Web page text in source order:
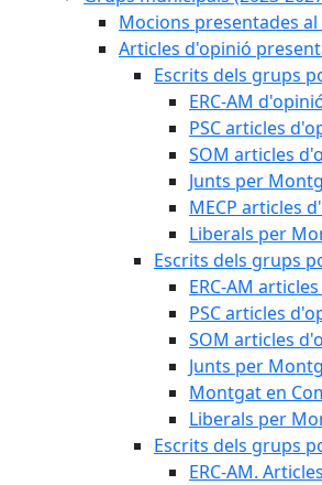
Mocions presentades
Articles d'opinió
Escrits dels grups
ERC-AM
PSC articles
SOM articles
Junts per
MECP articles
Liberals per
Escrits dels grups
ERC-AM
PSC articles
SOM articles
Junts per
Montgat en
Liberals per
Escrits dels grups
ERC-AM.